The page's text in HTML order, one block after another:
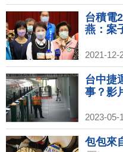
台積電
燕：案
2021-12-
台中捷
事？影
2023-05-
包包來